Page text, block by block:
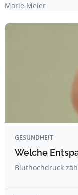
Marie Meier
GESUNDHEIT
Welche
Bluthochdruck